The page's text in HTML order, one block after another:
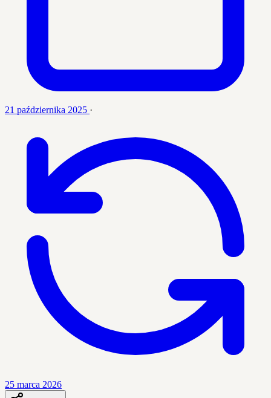
21 października 2025 ·
25 marca 2026